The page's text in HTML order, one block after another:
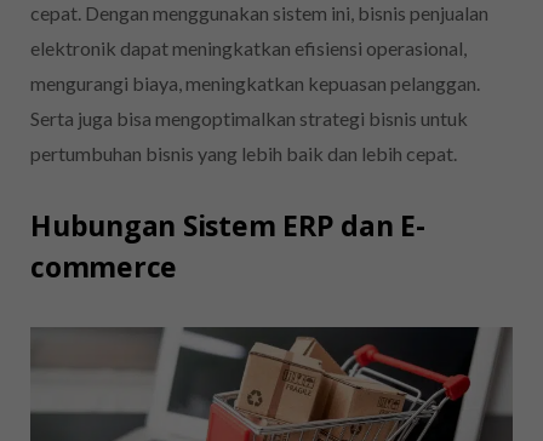
cepat. Dengan menggunakan sistem ini, bisnis penjualan
elektronik dapat meningkatkan efisiensi operasional,
mengurangi biaya, meningkatkan kepuasan pelanggan.
Serta juga bisa mengoptimalkan strategi bisnis untuk
pertumbuhan bisnis yang lebih baik dan lebih cepat.
Hubungan Sistem ERP dan E-
commerce